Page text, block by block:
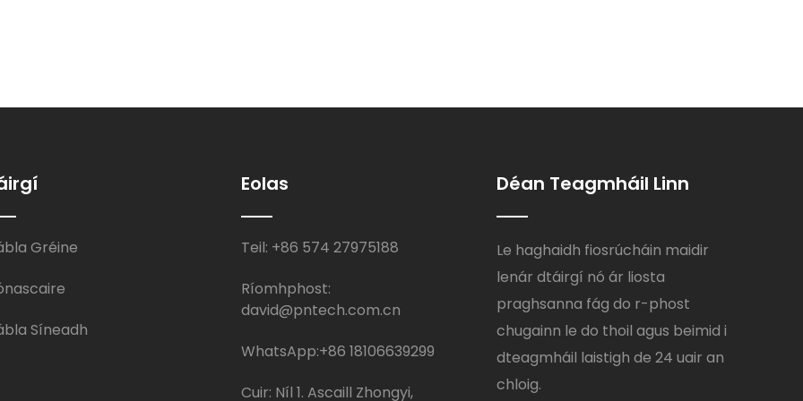
Gréine
Síneadh
Eolas
Teil: +86 574 27975188
Ríomhphost:
david@pntech.com.cn
WhatsApp:+86 18106639299
Cuir: Níl 1. Ascaill Zhongyi,
Déan Teagmháil Linn
Le haghaidh fiosrúcháin maidir
lenár dtáirgí nó ár liosta
praghsanna fág do r-phost
chugainn le do thoil agus beimid i
dteagmháil laistigh de 24 uair an
chloig.